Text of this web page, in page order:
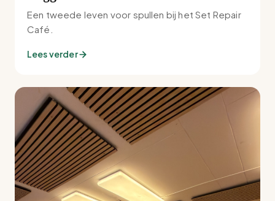
Een tweede leven voor spullen bij het Set Repair
Café.
Lees verder